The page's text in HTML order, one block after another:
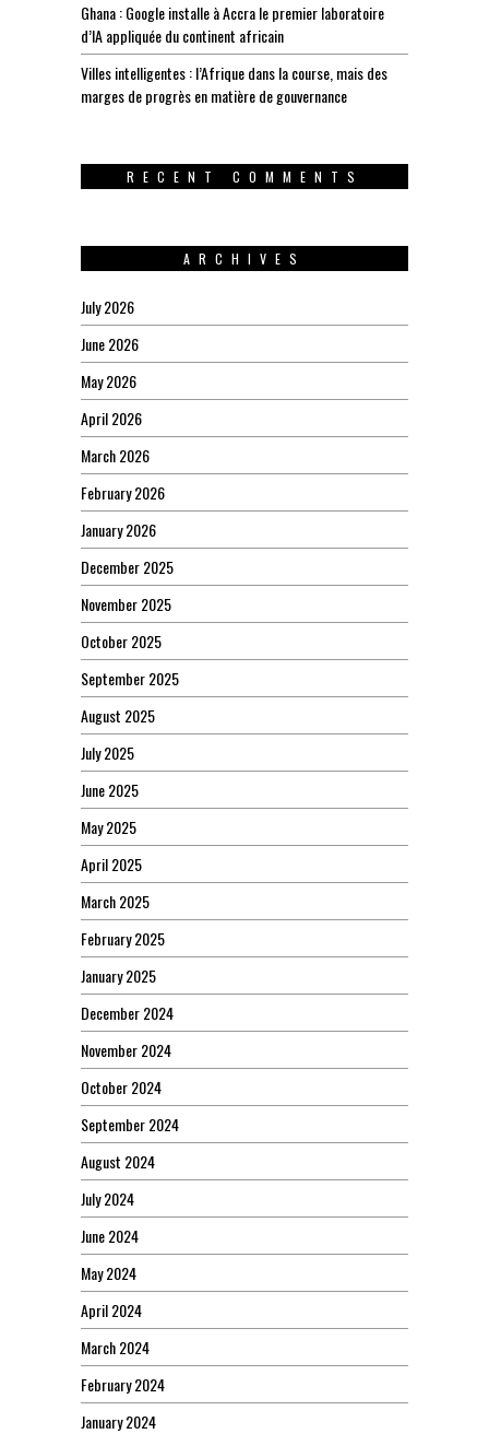
Ghana : Google installe à Accra le premier laboratoire
d’IA appliquée du continent africain
Villes intelligentes : l’Afrique dans la course, mais des
marges de progrès en matière de gouvernance
RECENT COMMENTS
ARCHIVES
July 2026
June 2026
May 2026
April 2026
March 2026
February 2026
January 2026
December 2025
November 2025
October 2025
September 2025
August 2025
July 2025
June 2025
May 2025
April 2025
March 2025
February 2025
January 2025
December 2024
November 2024
October 2024
September 2024
August 2024
July 2024
June 2024
May 2024
April 2024
March 2024
February 2024
January 2024